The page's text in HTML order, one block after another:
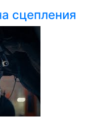
сцепления